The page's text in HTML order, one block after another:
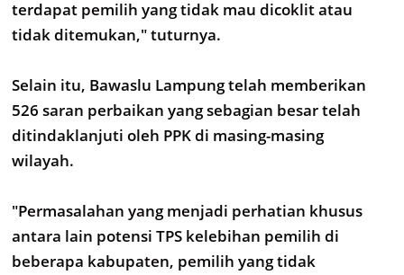
terdapat pemilih yang tidak mau dicoklit atau
tidak ditemukan," tuturnya.
Selain itu, Bawaslu Lampung telah memberikan
526 saran perbaikan yang sebagian besar telah
ditindaklanjuti oleh PPK di masing-masing
wilayah.
"Permasalahan yang menjadi perhatian khusus
antara lain potensi TPS kelebihan pemilih di
beberapa kabupaten, pemilih yang tidak